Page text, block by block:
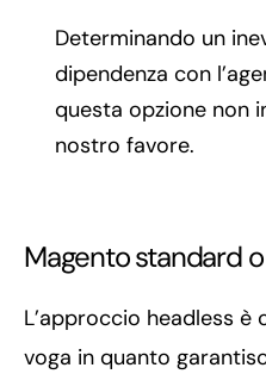
Determinando un
dipendenza con
questa opzione non
nostro favore.
Magento standard
L’approccio headless
voga in quanto